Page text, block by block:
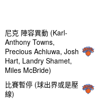
比賽暫停 (球出界或是壓
線)
尼克 陣容異動 (Karl-
Anthony Towns,
Precious Achiuwa, Josh
Hart, Landry Shamet,
Miles McBride)